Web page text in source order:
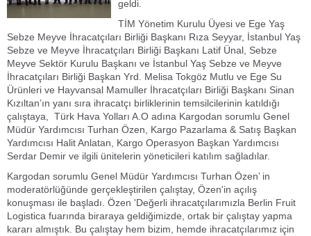
geldi.
TİM Yönetim Kurulu Üyesi ve Ege Yaş
Sebze Meyve İhracatçıları Birliği Başkanı Rıza Seyyar, İstanbul Yaş
Sebze ve Meyve İhracatçıları Birliği Başkanı Latif Ünal, Sebze
Meyve Sektör Kurulu Başkanı ve İstanbul Yaş Sebze ve Meyve
İhracatçıları Birliği Başkan Yrd. Melisa Tokgöz Mutlu ve Ege Su
Ürünleri ve Hayvansal Mamuller İhracatçıları Birliği Başkanı Sinan
Kızıltan’ın yanı sıra ihracatçı birliklerinin temsilcilerinin katıldığı
çalıştaya, Türk Hava Yolları A.O adına Kargodan sorumlu Genel
Müdür Yardımcısı Turhan Özen, Kargo Pazarlama & Satış Başkan
Yardımcısı Halit Anlatan, Kargo Operasyon Başkan Yardımcısı
Serdar Demir ve ilgili ünitelerin yöneticileri katılım sağladılar.
Kargodan sorumlu Genel Müdür Yardımcısı Turhan Özen’ in
moderatörlüğünde gerçekleştirilen çalıştay, Özen'in açılış
konuşması ile başladı. Özen 'Değerli ihracatçılarımızla Berlin Fruit
Logistica fuarında biraraya geldiğimizde, ortak bir çalıştay yapma
kararı almıştık. Bu çalıştay hem bizim, hemde ihracatçılarımız için